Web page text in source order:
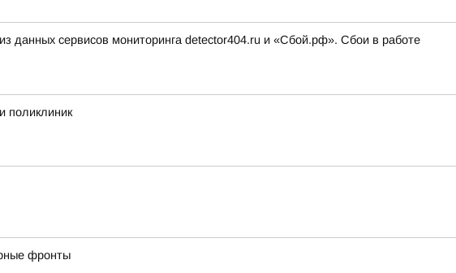
данных сервисов мониторинга detector404.ru и «Сбой.рф». Сбои в работе
поликлиник
фронты